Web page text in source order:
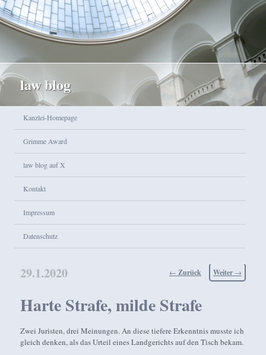
law blog
Zum Inhalt wechseln
Zum sekundären Inhalt wechseln
Kanzlei-Homepage
Grimme Award
law blog auf X
Kontakt
Impressum
Datenschutz
Beitragsnavigation
← Zurück Weiter →
Harte Strafe, milde Strafe
29.1.2020
Zwei Juristen, drei Meinungen. An diese tiefere Erkenntnis musste ich
gleich denken, als das Urteil eines Landgerichts auf den Tisch bekam.